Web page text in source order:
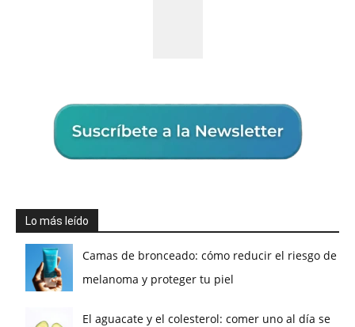
Lo más leído
Camas de bronceado: cómo reducir el riesgo de
melanoma y proteger tu piel
El aguacate y el colesterol: comer uno al día se